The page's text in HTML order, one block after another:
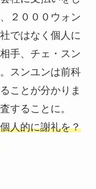
２０００ウォン
ではなく個人に
手、チェ・スン
スンユンは前科
ことが分かりま
することに。
人的に謝礼を？